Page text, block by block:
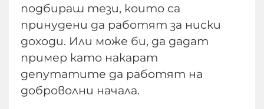
подбираш тези, които са
принудени да работят за ниски
доходи. Или може би, да дадат
пример като накарат
депутатите да работят на
доброволни начала.